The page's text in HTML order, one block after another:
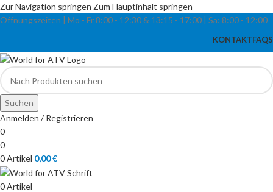
Zur Navigation springen Zum Hauptinhalt springen
Öffnungszeiten | Mo - Fr 8:00 - 12:30 & 13:15 - 17:00 | Sa: 8:00 - 12:00
KONTAKTFAQS
Suchen
Anmelden / Registrieren
0
0
0Artikel 0,00€
0Artikel